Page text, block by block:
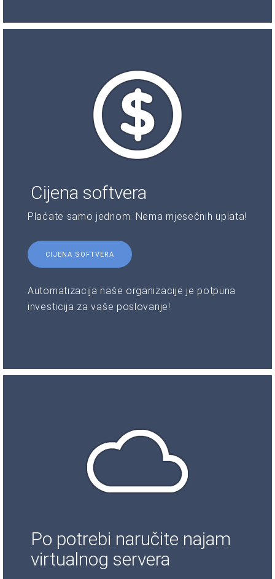
Cijena softvera
Plaćate samo jednom. Nema mjesečnih uplata!
CIJENA SOFTVERA
Automatizacija naše organizacije je potpuna
investicija za vaše poslovanje!
Po potrebi naručite najam
virtualnog servera